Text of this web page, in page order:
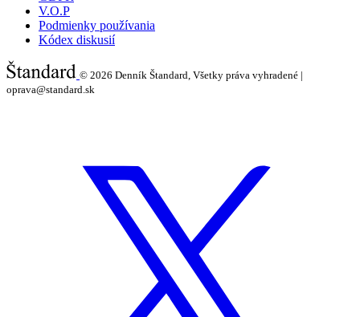
V.O.P
Podmienky používania
Kódex diskusií
© 2026 Denník Štandard, Všetky práva vyhradené |
oprava@standard.sk